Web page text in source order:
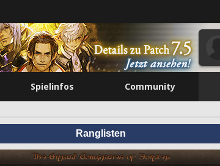
Spielinfos Community
Ranglisten